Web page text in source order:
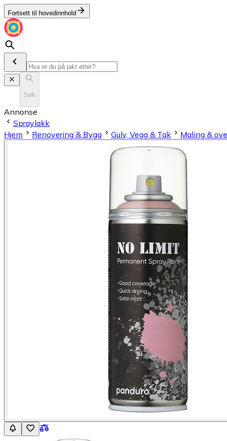
Fortsett til hovedinnhold
Søk
Annonse
Spraylakk
Hjem
Renovering & Bygg Gulv, Vegg & Tak Maling &